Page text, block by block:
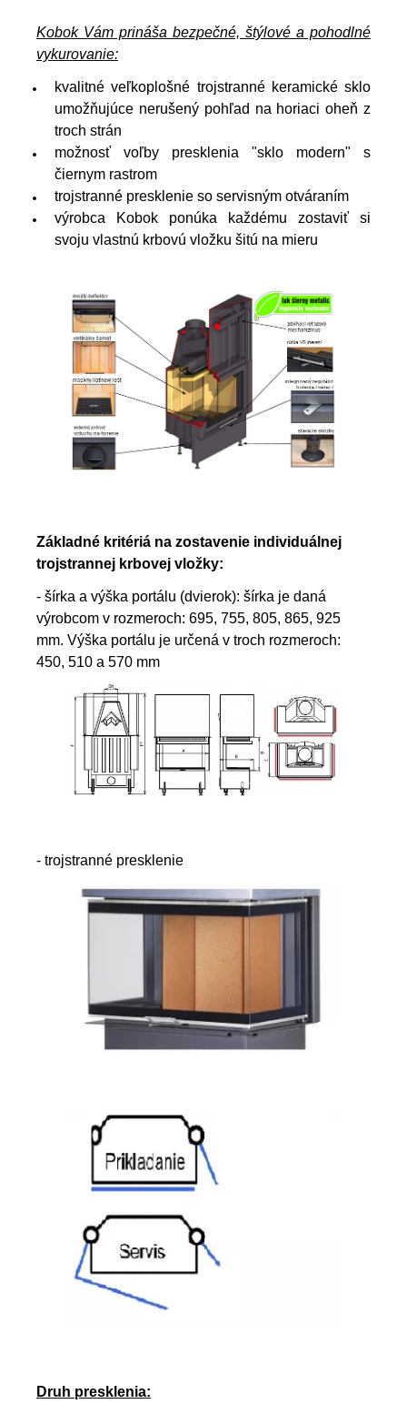
Kobok Vám prináša bezpečné, štýlové a pohodlné
vykurovanie:
kvalitné veľkoplošné trojstranné keramické sklo
umožňujúce nerušený pohľad na horiaci oheň z
troch strán
možnosť voľby presklenia "sklo modern" s
čiernym rastrom
trojstranné presklenie so servisným otváraním
výrobca Kobok ponúka každému zostaviť si
svoju vlastnú krbovú vložku šitú na mieru
Základné kritériá na zostavenie individuálnej
trojstrannej krbovej vložky:
- šírka a výška portálu (dvierok): šírka je daná
výrobcom v rozmeroch: 695, 755, 805, 865, 925
mm. Výška portálu je určená v troch rozmeroch:
450, 510 a 570 mm
- trojstranné presklenie
Druh presklenia: